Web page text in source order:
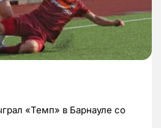
«Темп» в Барнауле со